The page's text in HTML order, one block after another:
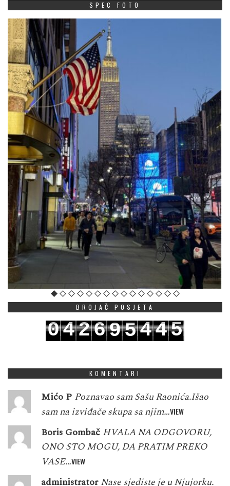
SPEC FOTO
BROJAČ POSJETA
042695445
KOMENTARI
Mićo P Poznavao sam Sašu Raonića.Išao
sam na izviđače skupa sa njim…VIEW
Boris Gombač HVALA NA ODGOVORU,
ONO STO MOGU, DA PRATIM PREKO
VASE…VIEW
administrator Nase sjediste je u Njujorku.